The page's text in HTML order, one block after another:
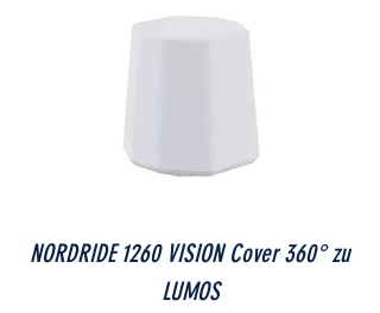
NORDRIDE 1260 VISION Cover 360° zu
LUMOS